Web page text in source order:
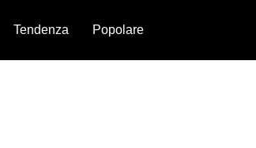
Tendenza Popolare